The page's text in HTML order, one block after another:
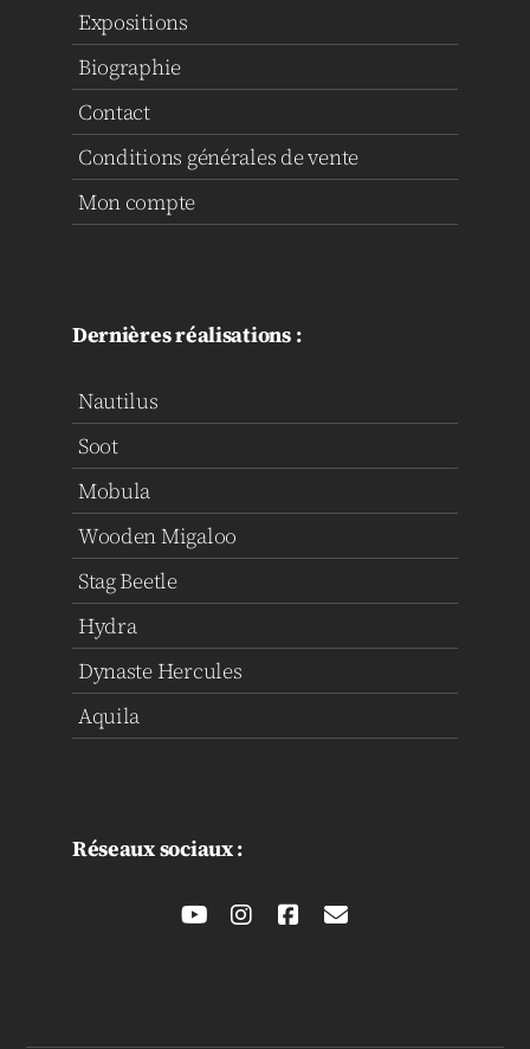
Expositions
Biographie
Contact
Conditions générales de vente
Mon compte
Dernières réalisations :
Nautilus
Soot
Mobula
Wooden Migaloo
Stag Beetle
Hydra
Dynaste Hercules
Aquila
Réseaux sociaux :